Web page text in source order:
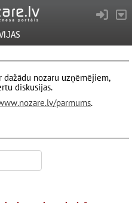
dažādu nozaru uzņēmējiem,
diskusijas.
parmums.